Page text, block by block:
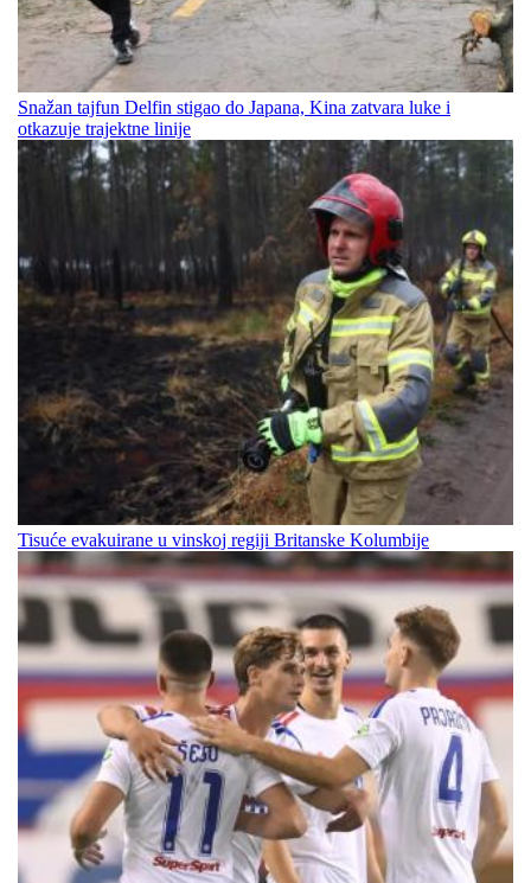
Snažan tajfun Delfin stigao do Japana, Kina zatvara luke i
otkazuje trajektne linije
Tisuće evakuirane u vinskoj regiji Britanske Kolumbije